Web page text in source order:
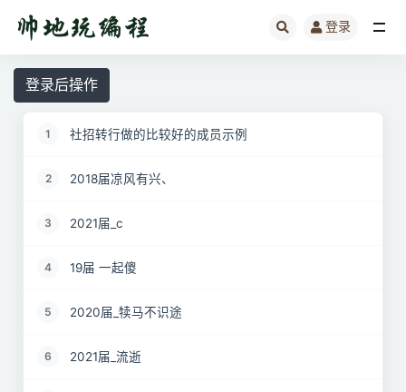
登录
登录后操作
1 社招转行做的比较好的成员示例
2 2018届凉风有兴、
3 2021届_c
4 19届 一起傻
5 2020届_犊马不识途
6 2021届_流逝